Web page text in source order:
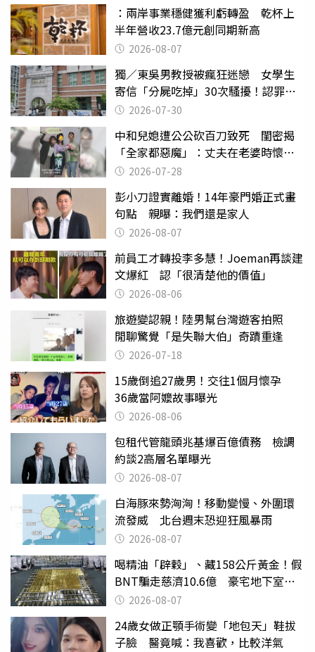
：兩岸事業穩健獲利虧轉盈 乾杯上
半年營收23.7億元創同期新高
2026-08-07
獨／東吳男教授被瘋狂迷戀 女學生
寄信「分屍吃掉」30次騷擾！認罪免
關 2026-07-30
中和兒媳遭公公砍百刀致死 閨密揭
「全家都惡魔」：丈夫在老婆時懷孕
摔東西
2026-07-28
彭小刀證實離婚！14年豪門婚正式畫
句點 親曝：我們還是家人
2026-08-07
前員工才轉投李多慧！Joeman再談建
文爆紅 認「很清楚他的價值」
2026-08-06
旅遊變認親！陸男幫台灣遊客拍照
閒聊驚覺「是失聯大伯」奇蹟重逢
2026-07-18
15歲倒追27歲男！交往1個月懷孕
36歲當阿嬤故事曝光
2026-08-06
包租代管龍頭兆基爆百億債務 檢調
約談2高層名單曝光
2026-08-07
白海豚來勢洶洶！移動變慢、外圍環
流發威 北台週末恐迎狂風暴雨
2026-08-07
喝精油「辟穀」、藏158公斤黃金！假
BNT騙走慈濟10.6億 豪宅地下室竟
挖出乾鮑金庫
2026-08-07
24歲女做正顎手術變「地包天」鞋拔
子臉 醫竟喊：我喜歡，比較洋氣